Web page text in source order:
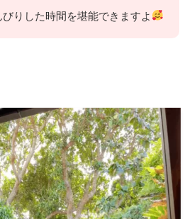
りした時間を堪能できますよ